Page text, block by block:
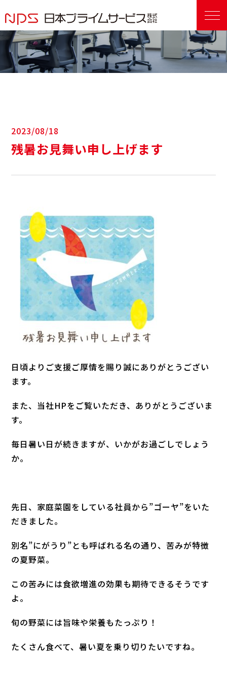
2023/08/18
残暑お見舞い申し上げます
日頃よりご支援ご厚情を賜り誠にありがとうござい
ます。
また、当社HPをご覧いただき、ありがとうございま
す。
毎日暑い日が続きますが、いかがお過ごしでしょう
か。
先日、家庭菜園をしている社員から”ゴーヤ”をいた
だきました。
別名”にがうり”とも呼ばれる名の通り、苦みが特徴
の夏野菜。
この苦みには食欲増進の効果も期待できるそうです
よ。
旬の野菜には旨味や栄養もたっぷり！
たくさん食べて、暑い夏を乗り切りたいですね。